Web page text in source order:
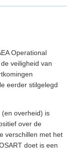
Operational
veiligheid van
eerder stilgelegd
(en overheid) is
over de
verschillen met het
doet is een